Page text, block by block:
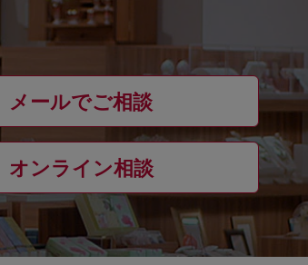
メールでご相談
オンライン相談